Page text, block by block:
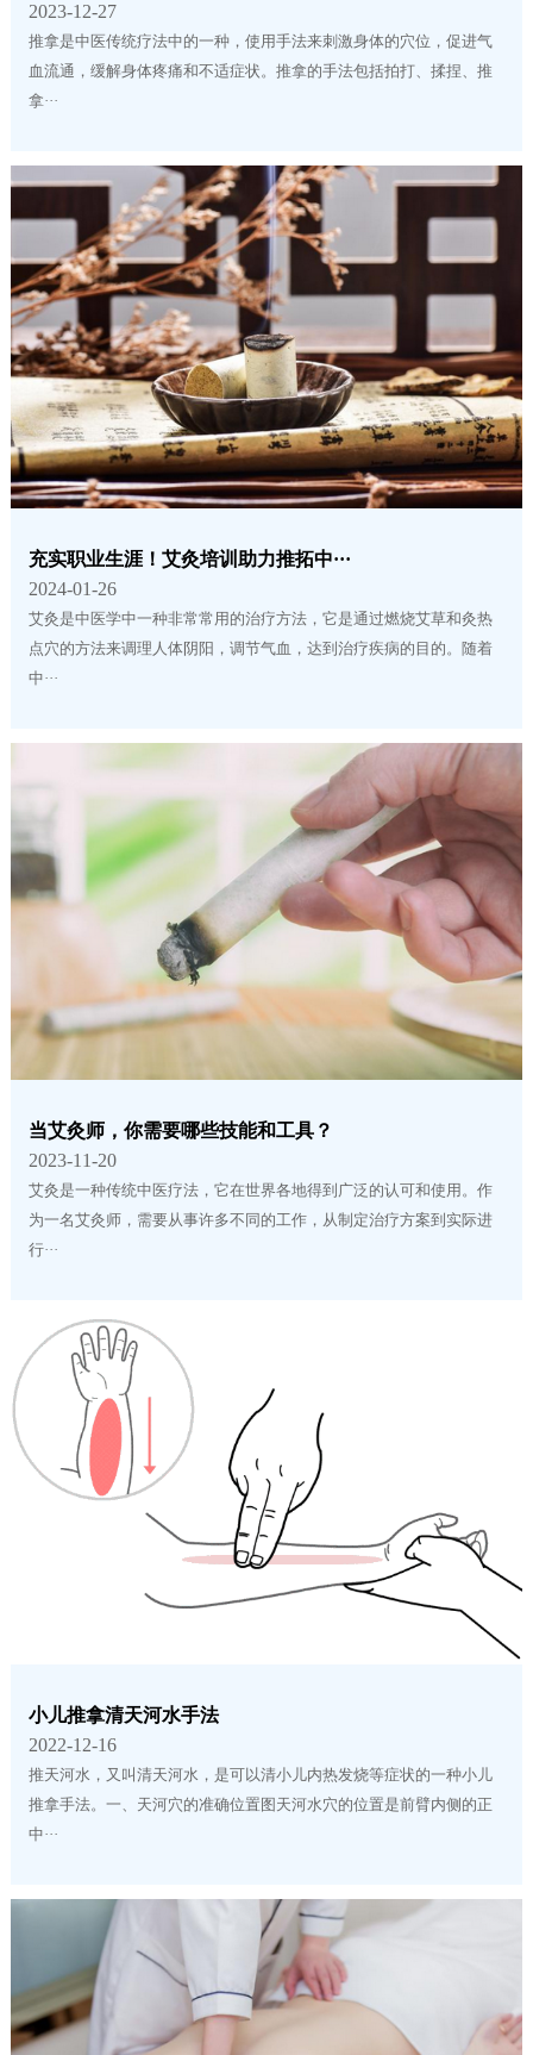
2023-12-27
推拿是中医传统疗法中的一种，使用手法来刺激身体的穴位，促进气
血流通，缓解身体疼痛和不适症状。推拿的手法包括拍打、揉捏、推
拿···
充实职业生涯！艾灸培训助力推拓中···
2024-01-26
艾灸是中医学中一种非常常用的治疗方法，它是通过燃烧艾草和灸热
点穴的方法来调理人体阴阳，调节气血，达到治疗疾病的目的。随着
中···
当艾灸师，你需要哪些技能和工具？
2023-11-20
艾灸是一种传统中医疗法，它在世界各地得到广泛的认可和使用。作
为一名艾灸师，需要从事许多不同的工作，从制定治疗方案到实际进
行···
小儿推拿清天河水手法
2022-12-16
推天河水，又叫清天河水，是可以清小儿内热发烧等症状的一种小儿
推拿手法。一、天河穴的准确位置图天河水穴的位置是前臂内侧的正
中···